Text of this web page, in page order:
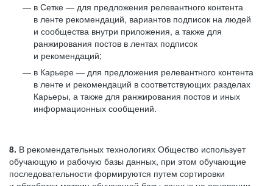
в Сетке — для предложения релевантного контента
в ленте рекомендаций, вариантов подписок на людей
и сообщества внутри приложения, а также для
ранжирования постов в лентах подписок
и рекомендаций;
в Карьере — для предложения релевантного контента
в ленте и рекомендаций в соответствующих разделах
Карьеры, а также для ранжирования постов и иных
информационных сообщений.
8. В рекомендательных технологиях Общество использует
обучающую и рабочую базы данных, при этом обучающие
последовательности формируются путем сортировки